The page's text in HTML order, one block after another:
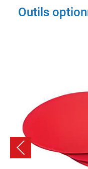
traitement
Gamme de chamfers
Traitement et
consommables
Outils